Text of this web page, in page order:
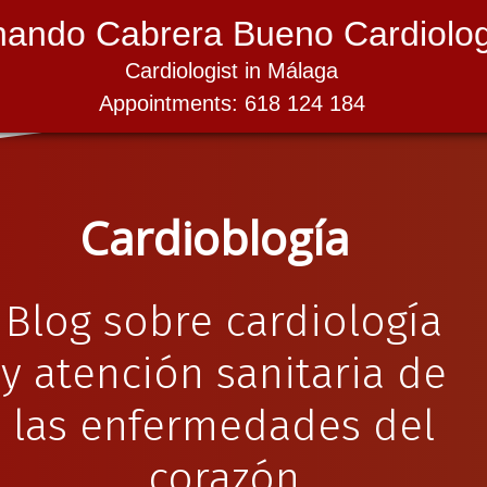
Cabrera Bueno
Cardiologist in Málaga
Appointments: 618 124 184
Cardioblogía
Blog sobre cardiología
y atención sanitaria de
las enfermedades del